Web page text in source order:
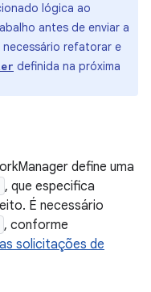
lógica ao
antes de enviar a
refatorar e
definida na próxima
define uma
, que especifica
É necessário
, conforme
solicitações de